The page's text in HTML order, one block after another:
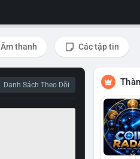
Âm thanh Các tập tin
Danh Sách Theo Dõi